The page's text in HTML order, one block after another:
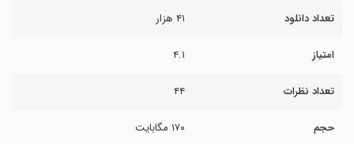
تعداد دانلود ۴۱ هزار
امتیاز ۴.۱
تعداد نظرات ۴۴
حجم ۱۷۰ مگابایت